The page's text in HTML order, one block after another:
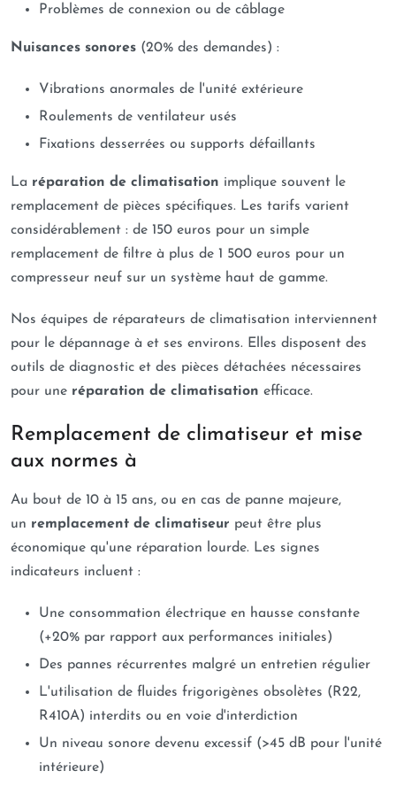
Problèmes de connexion ou de câblage
Nuisances sonores (20% des demandes) :
Vibrations anormales de l'unité extérieure
Roulements de ventilateur usés
Fixations desserrées ou supports défaillants
La réparation de climatisation implique souvent le
remplacement de pièces spécifiques. Les tarifs varient
considérablement : de 150 euros pour un simple
remplacement de filtre à plus de 1 500 euros pour un
compresseur neuf sur un système haut de gamme.
Nos équipes de réparateurs de climatisation interviennent
pour le dépannage à et ses environs. Elles disposent des
outils de diagnostic et des pièces détachées nécessaires
pour une réparation de climatisation efficace.
Remplacement de climatiseur et mise
aux normes à
Au bout de 10 à 15 ans, ou en cas de panne majeure,
un remplacement de climatiseur peut être plus
économique qu'une réparation lourde. Les signes
indicateurs incluent :
Une consommation électrique en hausse constante
(+20% par rapport aux performances initiales)
Des pannes récurrentes malgré un entretien régulier
L'utilisation de fluides frigorigènes obsolètes (R22,
R410A) interdits ou en voie d'interdiction
Un niveau sonore devenu excessif (>45 dB pour l'unité
intérieure)